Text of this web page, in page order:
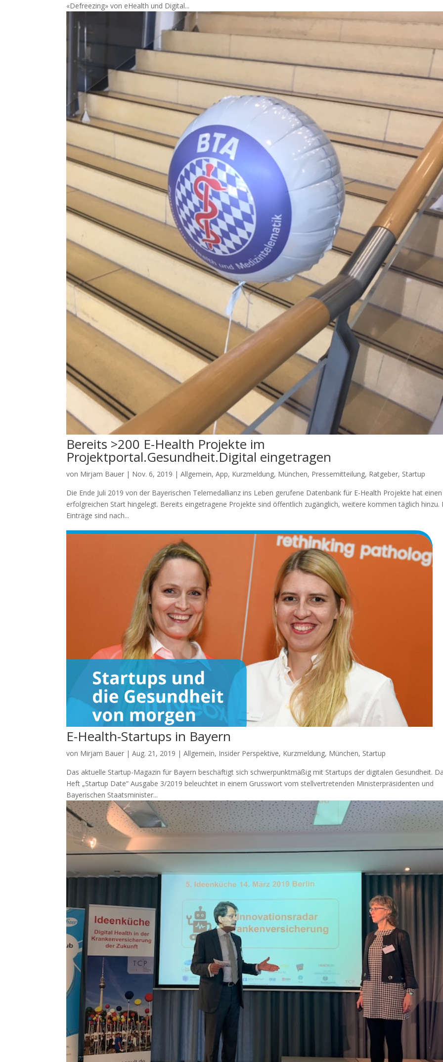
«Defreezing» von eHealth und Digital...
Bereits >200 E-Health Projekte im
Projektportal.Gesundheit.Digital eingetragen
von Mirjam Bauer | Nov. 6, 2019 |Allgemein,App, Kurzmeldung, München, Pressemitteilung, Ratgeber, Startup
Die Ende Juli 2019 von der Bayerischen Telemedallianz ins Leben gerufene Datenbank für E-Health Projekte hat einen
erfolgreichen Start hingelegt. Bereits eingetragene Projekte sind öffentlich zugänglich, weitere kommen täglich hinzu.
Einträge sind nach...
E-Health-Startups in Bayern
von Mirjam Bauer |Aug. 21, 2019 |Allgemein, Insider Perspektive, Kurzmeldung, München, Startup
Das aktuelle Startup-Magazin für Bayern beschäftigt sich schwerpunktmäßig mit Startups der digitalen Gesundheit.
Heft „Startup Date“ Ausgabe 3/2019 beleuchtet in einem Grusswort vom stellvertretenden Ministerpräsidenten und
Bayerischen Staatsminister...